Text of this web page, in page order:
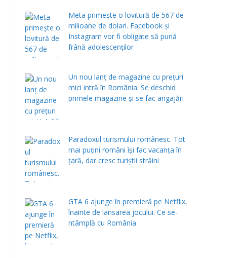
Meta primește o lovitură de 567 de
milioane de dolari. Facebook și
Instagram vor fi obligate să pună
frână adolescenților
Un nou lanț de magazine cu prețuri
mici intră în România. Se deschid
primele magazine și se fac angajări
Paradoxul turismului românesc. Tot
mai puțini români își fac vacanța în
țară, dar cresc turiștii străini
GTA 6 ajunge în premieră pe Netflix,
înainte de lansarea jocului. Ce se-
ntâmplă cu România